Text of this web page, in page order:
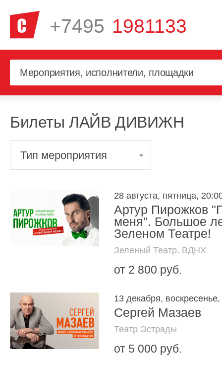
+7495 1981133
Билеты ЛАЙВ ДИВИЖН
Тип мероприятия
28 августа, пятница,
Артур Пирожков
меня". Большое
Зеленом Театре!
Зеленый Театр, ВДНХ
от 2 800 руб.
13 декабря,
Сергей Мазаев
Театр Эстрады
от 5 000 руб.